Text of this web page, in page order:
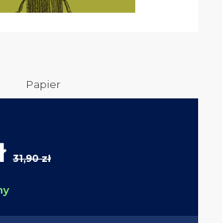
Papier
31,90 zł